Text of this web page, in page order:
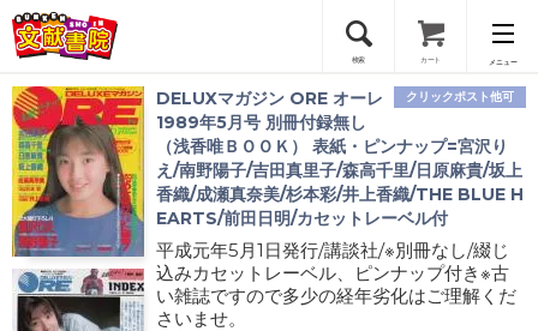
検索 カート メニュー
会員登録
ログイン
クリックポスト他可
DELUXマガジン ORE オーレ
1989年5月号 別冊付録無し
（浅香唯ＢＯＯＫ） 表紙・ピンナップ=宮沢り
え/南野陽子/吉田真里子/森高千里/日原麻貴/坂上
香織/成瀬真奈美/杉本彩/井上香織/THE BLUE H
EARTS/前田日明/カセットレーベル付
平成元年5月1日発行/講談社/※別冊なし/綴じ
込みカセットレーベル、ピンナップ付き※古
い雑誌ですので多少の経年劣化はご理解くだ
さいませ。